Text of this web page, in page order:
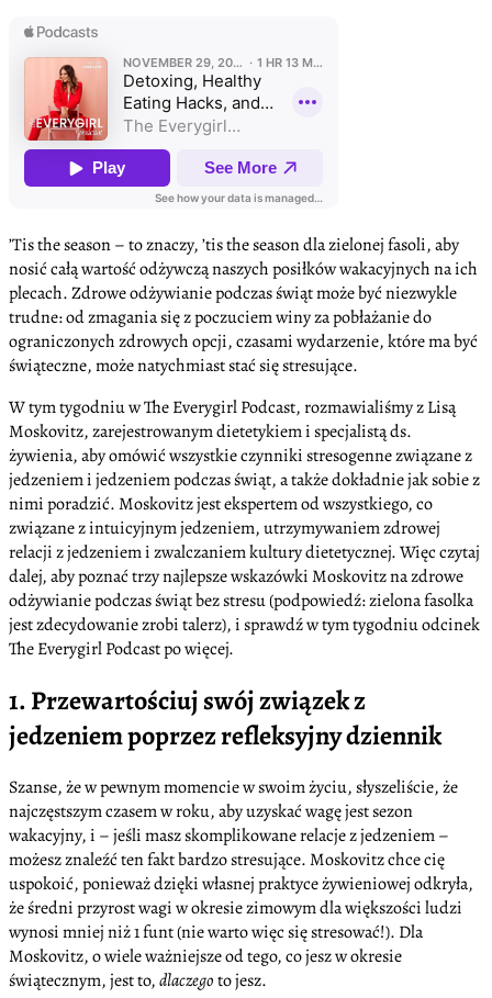
’Tis the season – to znaczy, ’tis the season dla zielonej fasoli, aby
nosić całą wartość odżywczą naszych posiłków wakacyjnych na ich
plecach. Zdrowe odżywianie podczas świąt może być niezwykle
trudne: od zmagania się z poczuciem winy za pobłażanie do
ograniczonych zdrowych opcji, czasami wydarzenie, które ma być
świąteczne, może natychmiast stać się stresujące.
W tym tygodniu w The Everygirl Podcast, rozmawialiśmy z Lisą
Moskovitz, zarejestrowanym dietetykiem i specjalistą ds.
żywienia, aby omówić wszystkie czynniki stresogenne związane z
jedzeniem i jedzeniem podczas świąt, a także dokładnie jak sobie z
nimi poradzić. Moskovitz jest ekspertem od wszystkiego, co
związane z intuicyjnym jedzeniem, utrzymywaniem zdrowej
relacji z jedzeniem i zwalczaniem kultury dietetycznej. Więc czytaj
dalej, aby poznać trzy najlepsze wskazówki Moskovitz na zdrowe
odżywianie podczas świąt bez stresu (podpowiedź: zielona fasolka
jest zdecydowanie zrobi talerz), i sprawdź w tym tygodniu odcinek
The Everygirl Podcast po więcej.
1. Przewartościuj swój związek z
jedzeniem poprzez refleksyjny dziennik
Szanse, że w pewnym momencie w swoim życiu, słyszeliście, że
najczęstszym czasem w roku, aby uzyskać wagę jest sezon
wakacyjny, i – jeśli masz skomplikowane relacje z jedzeniem –
możesz znaleźć ten fakt bardzo stresujące. Moskovitz chce cię
uspokoić, ponieważ dzięki własnej praktyce żywieniowej odkryła,
że średni przyrost wagi w okresie zimowym dla większości ludzi
wynosi mniej niż 1 funt (nie warto więc się stresować!). Dla
Moskovitz, o wiele ważniejsze od tego, co jesz w okresie
świątecznym, jest to,dlaczegoto jesz.